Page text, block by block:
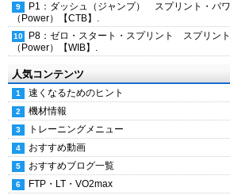
P1：ダッシュ（ジャンプ） スプリント・パ
（Power）【CTB】.
P8：ゼロ・スタート・スプリント スプリン
（Power）【WIB】.
人気コンテンツ
速くなるためのヒント
機材情報
トレーニングメニュー
おすすめ動画
おすすめブログ一覧
FTP・LT・VO2max